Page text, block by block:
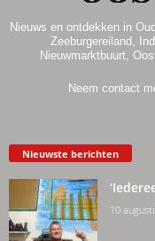
Nieuws en ontdekken in
Zeeburgereiland,
Nieuwmarktbuurt,
Neem contact
Nieuwste berichten
10